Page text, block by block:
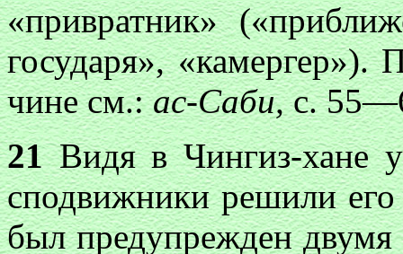
«привратник»
государя»,
чине см.:ас-Саби,с.
21Видя в Чингиз-хане
сподвижники решили
был предупрежден двумя